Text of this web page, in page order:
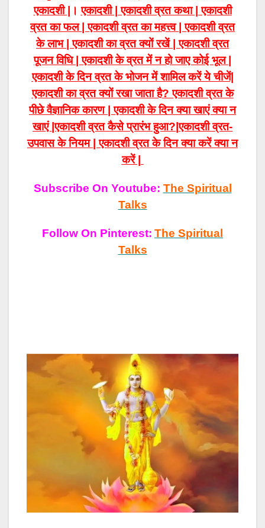
एकादशी | ।एकादशी | एकादशी व्रत कथा | एकादशी
व्रत का फल | एकादशी व्रत का महत्त्व | एकादशी व्रत
के लाभ | एकादशी का व्रत क्यों रखें | एकादशी व्रत
पूजन विधि | एकादशी के व्रत में न हो जाए कोई भूल |
एकादशी के दिन व्रत के भोजन में शामिल करें ये चीजें|
एकादशी का व्रत क्यों रखा जाता है? एकादशी व्रत के
पीछे वैज्ञानिक कारण | एकादशी के दिन क्या खाएं क्या न
खाएं |एकादशी व्रत कैसे प्रारंभ हुआ?|एकादशीव्रत-
उपवास के नियम | एकादशी व्रत के दिन क्या करें क्या न
करें |
Subscribe On Youtube: The Spiritual
Talks
Follow On Pinterest: The Spiritual
Talks